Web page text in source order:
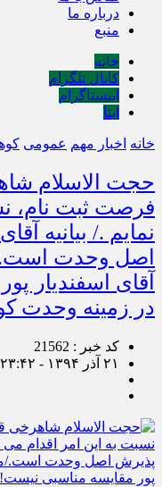
درباره ما
منبع
خانه
کانال تلگرام
اینستاگرام
ایتا
خانه اخبار مهم عمومی
حجت الاسلام
فرصت ثبت نام،
نمایم ./ بیانیه
اصل وحدت است./
آقای اسفندیار
در زمینه وحدت
کد خبر : 21562
۲۱ آذر ۱۳۹۴ - ۲۳:۴۲